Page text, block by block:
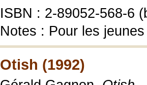
ISBN : 2-89052-568-6
Notes : Pour les jeunes
Otish (1992)